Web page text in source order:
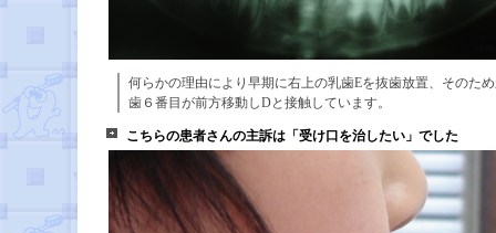
何らかの理由により早期に右上の乳歯Eを抜歯放置、そのた
歯６番目が前方移動しDと接触しています。
こちらの患者さんの主訴は「受け口を治したい」でした